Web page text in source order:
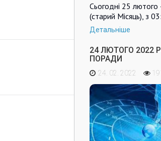
Сьогодні 25 лютого
(старий Місяць), з
Детальніше
24 ЛЮТОГО 2022
ПОРАДИ
24. 02. 2022